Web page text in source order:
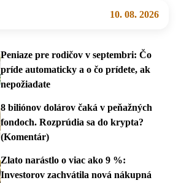
10. 08. 2026
Peniaze pre rodičov v septembri: Čo
príde automaticky a o čo prídete, ak
nepožiadate
8 biliónov dolárov čaká v peňažných
fondoch. Rozprúdia sa do krypta?
(Komentár)
Zlato narástlo o viac ako 9 %:
Investorov zachvátila nová nákupná